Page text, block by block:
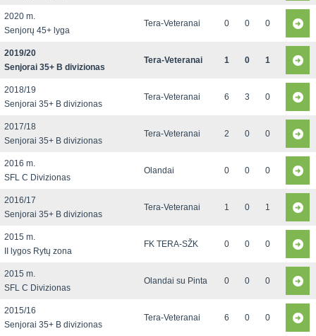
2020 m.
Senjorų 45+ lyga
Tera-Veteranai 0 0 0
2019/20
Senjorai 35+ B divizionas
Tera-Veteranai 1 0 1
2018/19
Senjorai 35+ B divizionas
Tera-Veteranai 6 3 0
2017/18
Senjorai 35+ B divizionas
Tera-Veteranai 2 0 0
2016 m.
SFL C Divizionas
Olandai 0 0 0
2016/17
Senjorai 35+ B divizionas
Tera-Veteranai 1 0 1
2015 m.
II lygos Rytų zona
FK TERA-SŽK 0 0 0
2015 m.
SFL C Divizionas
Olandai su Pinta 0 0 0
2015/16
Senjorai 35+ B divizionas
Tera-Veteranai 6 0 0